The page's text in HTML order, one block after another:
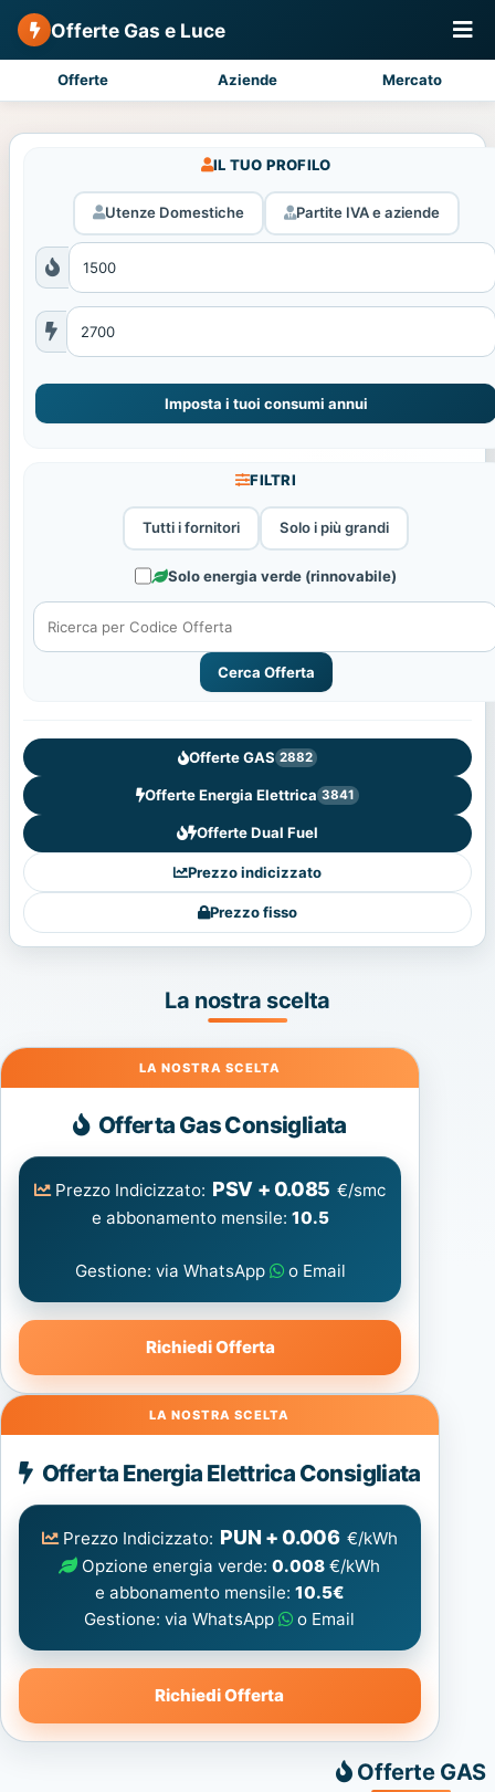
Offerte Gas e Luce
Offerte Aziende Mercato
IL TUO PROFILO
Utenze Domestiche Partite IVA e aziende
Imposta i tuoi consumi annui
FILTRI
Tutti i fornitori Solo i più grandi
Solo energia verde (rinnovabile)
Cerca Offerta
Offerte GAS 2882
Offerte Energia Elettrica 3841
Offerte Dual Fuel
Prezzo indicizzato
Prezzo fisso
La nostra scelta
Gas
Offerta Gas Consigliata
Prezzo Indicizzato: PSV + 0.085 €/smc
e abbonamento mensile: 10.5
Gestione: via WhatsApp o Email
Richiedi Offerta
Energia
Elettrica
consigliata
Offerta Energia Elettrica Consigliata
Prezzo Indicizzato: PUN + 0.006 €/kWh
Opzione energia verde:0.008 €/kWh
e abbonamento mensile: 10.5€
Gestione: via WhatsApp
o Email
Richiedi Offerta
Offerte GAS